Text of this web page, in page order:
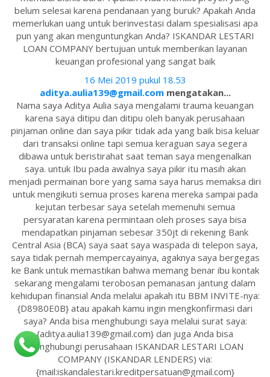
belum selesai karena pendanaan yang buruk? Apakah Anda
memerlukan uang untuk berinvestasi dalam spesialisasi apa
pun yang akan menguntungkan Anda? ISKANDAR LESTARI
LOAN COMPANY bertujuan untuk memberikan layanan
keuangan profesional yang sangat baik
16 Mei 2019 pukul 18.53
aditya.aulia139@gmail.commengatakan...
Nama saya Aditya Aulia saya mengalami trauma keuangan
karena saya ditipu dan ditipu oleh banyak perusahaan
pinjaman online dan saya pikir tidak ada yang baik bisa keluar
dari transaksi online tapi semua keraguan saya segera
dibawa untuk beristirahat saat teman saya mengenalkan
saya. untuk Ibu pada awalnya saya pikir itu masih akan
menjadi permainan bore yang sama saya harus memaksa diri
untuk mengikuti semua proses karena mereka sampai pada
kejutan terbesar saya setelah memenuhi semua
persyaratan karena permintaan oleh proses saya bisa
mendapatkan pinjaman sebesar 350jt di rekening Bank
Central Asia (BCA) saya saat saya waspada di telepon saya,
saya tidak pernah mempercayainya, agaknya saya bergegas
ke Bank untuk memastikan bahwa memang benar ibu kontak
sekarang mengalami terobosan pemanasan jantung dalam
kehidupan finansial Anda melalui apakah itu BBM INVITE-nya:
{D8980E0B} atau apakah kamu ingin mengkonfirmasi dari
saya? Anda bisa menghubungi saya melalui surat saya:
{aditya.aulia139@gmail.com} dan juga Anda bisa
menghubungi perusahaan ISKANDAR LESTARI LOAN
COMPANY (ISKANDAR LENDERS) via:
{mail:iskandalestari.kreditpersatuan@gmail.com}